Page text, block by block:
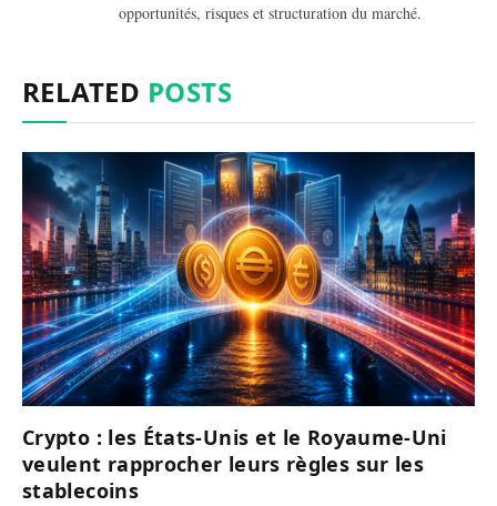
opportunités, risques et structuration du marché.
RELATED POSTS
Crypto : les États-Unis et le Royaume-Uni
veulent rapprocher leurs règles sur les
stablecoins